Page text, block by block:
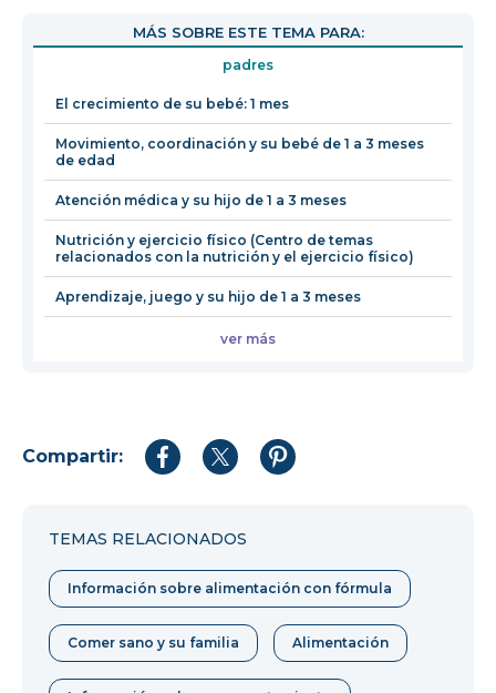
en
ventana
MÁS SOBRE ESTE TEMA PARA:
padres
El crecimiento de su bebé: 1 mes
Movimiento, coordinación y su bebé de 1 a 3 meses
de edad
Atención médica y su hijo de 1 a 3 meses
Nutrición y ejercicio físico (Centro de temas
relacionados con la nutrición y el ejercicio físico)
Aprendizaje, juego y su hijo de 1 a 3 meses
ver más
Compartir:
CompartirCompartirCompartir
TEMAS RELACIONADOS
Información sobre alimentación con fórmula
Comer sano y su familia Alimentación